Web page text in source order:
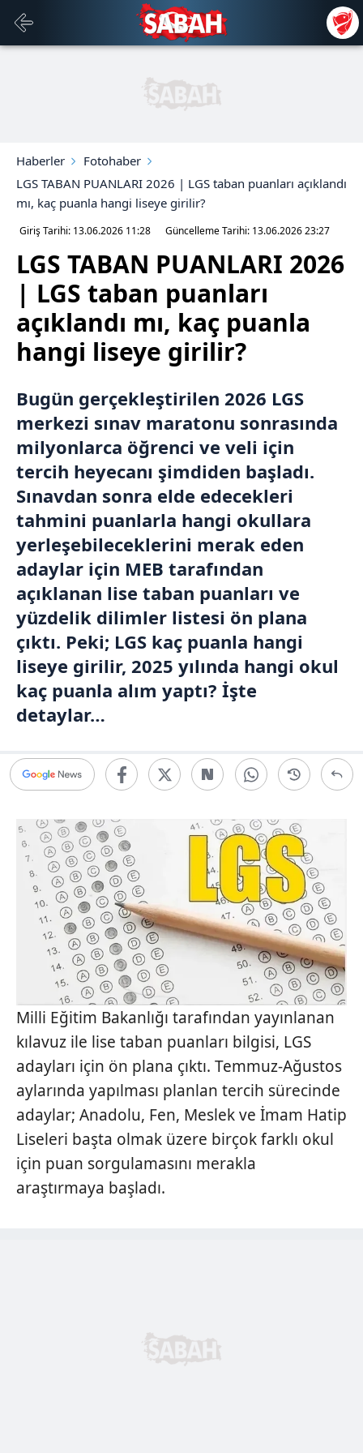
Haberler
Fotohaber
LGS TABAN PUANLARI 2026 | LGS taban puanları açıklandı
mı, kaç puanla hangi liseye girilir?
Giriş Tarihi: 13.06.2026 11:28 Güncelleme Tarihi: 13.06.202623:27
LGS TABAN PUANLARI 2026
| LGS taban puanları
açıklandı mı, kaç puanla
hangi liseye girilir?
Bugün gerçekleştirilen 2026 LGS
merkezi sınav maratonu sonrasında
milyonlarca öğrenci ve veli için
tercih heyecanı şimdiden başladı.
Sınavdan sonra elde edecekleri
tahmini puanlarla hangi okullara
yerleşebileceklerini merak eden
adaylar için MEB tarafından
açıklanan lise taban puanları ve
yüzdelik dilimler listesi ön plana
çıktı. Peki; LGS kaç puanla hangi
liseye girilir, 2025 yılında hangi okul
kaç puanla alım yaptı? İşte
detaylar…
Milli Eğitim Bakanlığı tarafından yayınlanan
kılavuz ile lise taban puanları bilgisi, LGS
adayları için ön plana çıktı. Temmuz-Ağustos
aylarında yapılması planlan tercih sürecinde
adaylar; Anadolu, Fen, Meslek ve İmam Hatip
Liseleri başta olmak üzere birçok farklı okul
için puan sorgulamasını merakla
araştırmaya başladı.